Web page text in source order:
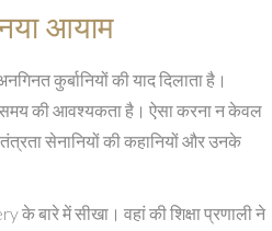
आयाम
कुर्बानियों की याद दिलाता है।
समय की आवश्यकता है। ऐसा करना न केवल
सेनानियों की कहानियों और उनके
बारे में सीखा। वहां की शिक्षा प्रणाली ने